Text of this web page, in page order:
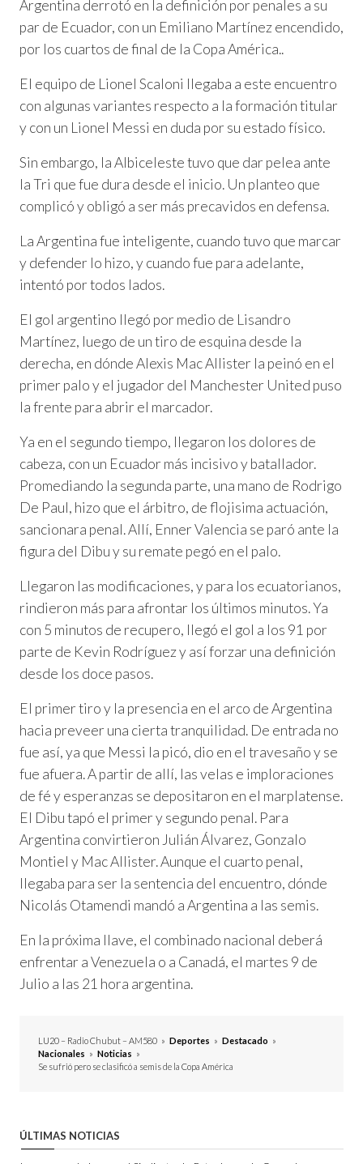
Argentina derrotó en la definición por penales a su
par de Ecuador, con un Emiliano Martínez encendido,
por los cuartos de final de la Copa América..
El equipo de Lionel Scaloni llegaba a este encuentro
con algunas variantes respecto a la formación titular
y con un Lionel Messi en duda por su estado físico.
Sin embargo, la Albiceleste tuvo que dar pelea ante
la Tri que fue dura desde el inicio. Un planteo que
complicó y obligó a ser más precavidos en defensa.
La Argentina fue inteligente, cuando tuvo que marcar
y defender lo hizo, y cuando fue para adelante,
intentó por todos lados.
El gol argentino llegó por medio de Lisandro
Martínez, luego de un tiro de esquina desde la
derecha, en dónde Alexis Mac Allister la peinó en el
primer palo y el jugador del Manchester United puso
la frente para abrir el marcador.
Ya en el segundo tiempo, llegaron los dolores de
cabeza, con un Ecuador más incisivo y batallador.
Promediando la segunda parte, una mano de Rodrigo
De Paul, hizo que el árbitro, de flojisima actuación,
sancionara penal. Allí, Enner Valencia se paró ante la
figura del Dibu y su remate pegó en el palo.
Llegaron las modificaciones, y para los ecuatorianos,
rindieron más para afrontar los últimos minutos. Ya
con 5 minutos de recupero, llegó el gol a los 91 por
parte de Kevin Rodríguez y así forzar una definición
desde los doce pasos.
El primer tiro y la presencia en el arco de Argentina
hacia preveer una cierta tranquilidad. De entrada no
fue así, ya que Messi la picó, dio en el travesaño y se
fue afuera. A partir de allí, las velas e imploraciones
de fé y esperanzas se depositaron en el marplatense.
El Dibu tapó el primer y segundo penal. Para
Argentina convirtieron Julián Álvarez, Gonzalo
Montiel y Mac Allister. Aunque el cuarto penal,
llegaba para ser la sentencia del encuentro, dónde
Nicolás Otamendi mandó a Argentina a las semis.
En la próxima llave, el combinado nacional deberá
enfrentar a Venezuela o a Canadá, el martes 9 de
Julio a las 21 hora argentina.
LU20 – Radio Chubut – AM580 » Deportes » Destacado »
Nacionales » Noticias »
Se sufrió pero se clasificó a semis de la Copa América
ÚLTIMAS NOTICIAS